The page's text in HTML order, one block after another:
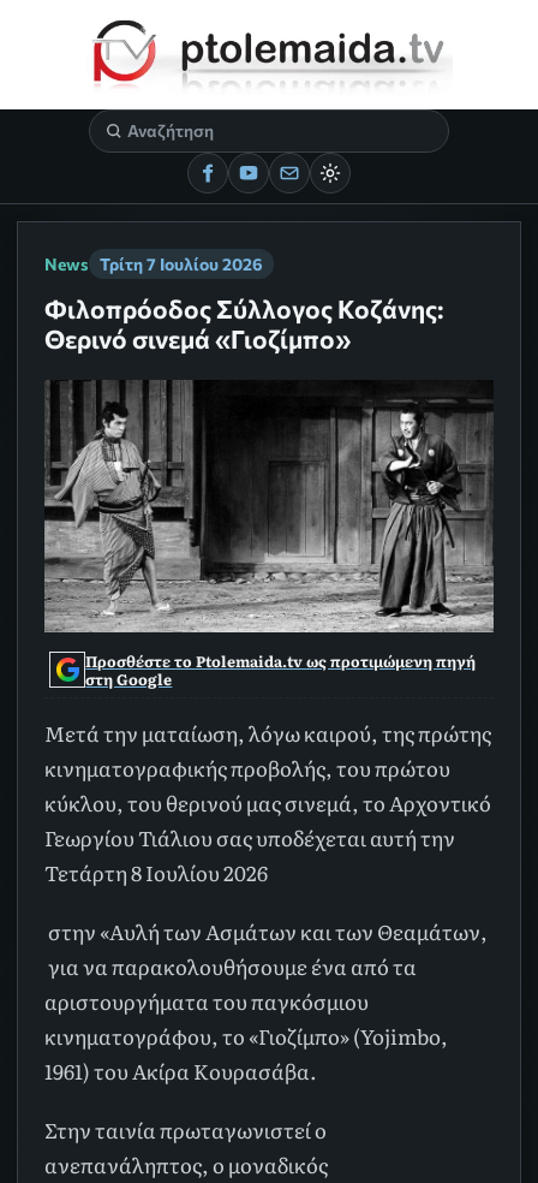
News Τρίτη 7 Ιουλίου 2026
Φιλοπρόοδος Σύλλογος Κοζάνης:
Θερινό σινεμά «Γιοζίμπο»
Προσθέστε το Ptolemaida.tv ως προτιμώμενη πηγή
στη Google
Μετά την ματαίωση, λόγω καιρού, της πρώτης
κινηματογραφικής προβολής, του πρώτου
κύκλου, του θερινού μας σινεμά, το Αρχοντικό
Γεωργίου Τιάλιου σας υποδέχεται αυτή την
Τετάρτη 8 Ιουλίου 2026
στην «Αυλή των Ασμάτων και των Θεαμάτων,
για να παρακολουθήσουμε ένα από τα
αριστουργήματα του παγκόσμιου
κινηματογράφου, το «Γιοζίμπο» (Yojimbo,
1961) του Ακίρα Κουρασάβα.
Στην ταινία πρωταγωνιστεί ο
ανεπανάληπτος, ο μοναδικός